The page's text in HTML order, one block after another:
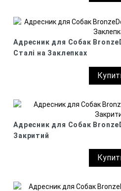
Адресник для Собак
Сталі на Заклепках
Адресник для Собак
Закритий